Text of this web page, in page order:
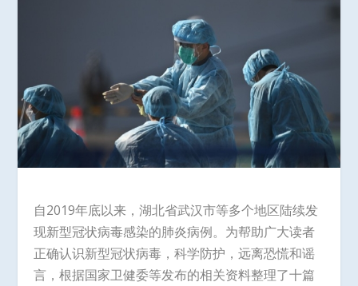
自2019年底以来，湖北省武汉市等多个地区陆续发
现新型冠状病毒感染的肺炎病例。为帮助广大读者
正确认识新型冠状病毒，科学防护，远离恐慌和谣
言，根据国家卫健委等发布的相关资料整理了十篇